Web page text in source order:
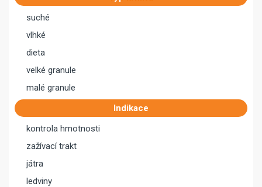
suché
vlhké
dieta
velké granule
malé granule
Indikace
kontrola hmotnosti
zažívací trakt
játra
ledviny